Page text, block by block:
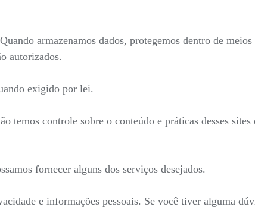
armazenamos dados, protegemos dentro de
autorizados.
exigido por lei.
temos controle sobre o conteúdo e práticas desses sites
fornecer alguns dos serviços desejados.
e informações pessoais. Se você tiver alguma